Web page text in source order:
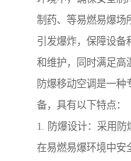
制药、等易燃易爆场
引发爆炸，保障设备
和维护，同时满足高
防爆移动空调是一
备，具有以下特点：
1. 防爆设计：采用
在易燃易爆环境中安